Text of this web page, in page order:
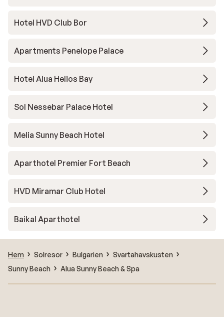
Hotel HVD Club Bor
Apartments Penelope Palace
Hotel Alua Helios Bay
Sol Nessebar Palace Hotel
Melia Sunny Beach Hotel
Aparthotel Premier Fort Beach
HVD Miramar Club Hotel
Baikal Aparthotel
Hem Solresor Bulgarien
Svartahavskusten
Sunny Beach
Alua Sunny Beach & Spa